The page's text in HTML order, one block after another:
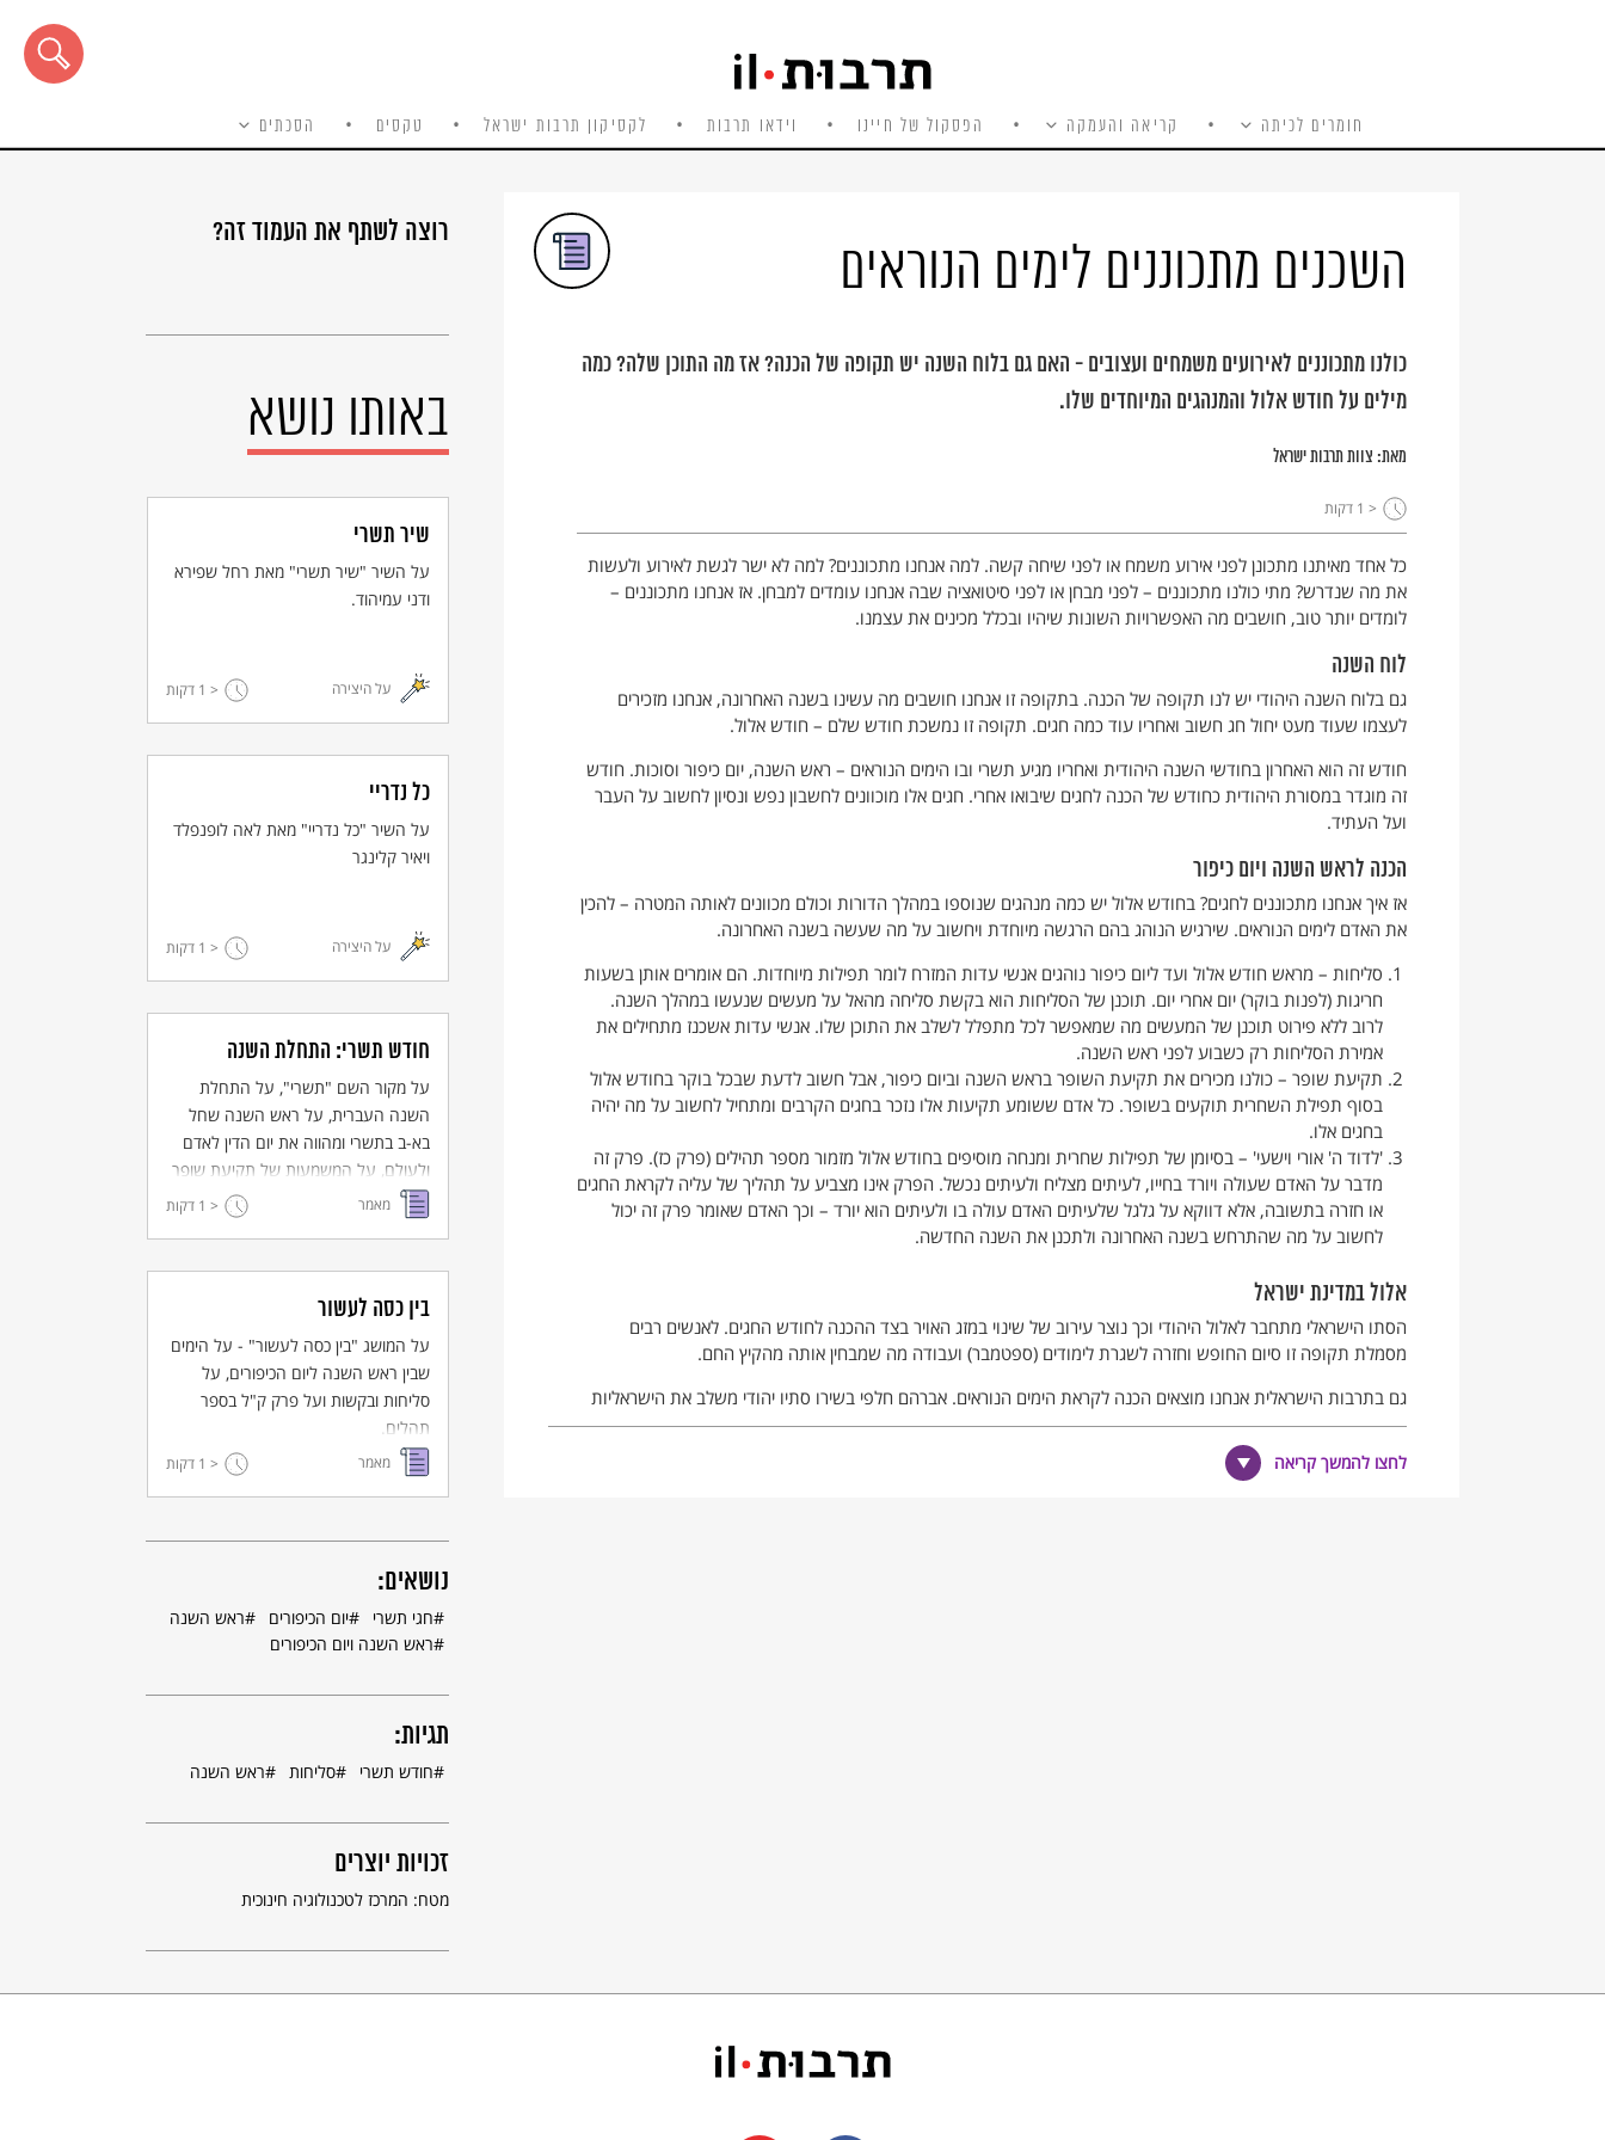
חומרים לכיתה קריאה והעמקה הפסקול של חיינו וידאו תרבות לקסיקון תרבות ישראל טקסים הסכתים
השכנים מתכוננים לימים הנוראים
כולנו מתכוננים לאירועים משמחים ועצובים - האם גם בלוח השנה יש תקופה של הכנה? אז מה התוכן שלה? כמה
מילים על חודש אלול והמנהגים המיוחדים שלו.
מאת: צוות תרבות ישראל
< 1 דקות
כל אחד מאיתנו מתכונן לפני אירוע משמח או לפני שיחה קשה. למה אנחנו מתכוננים? למה לא ישר לגשת לאירוע ולעשות
את מה שנדרש? מתי כולנו מתכוננים – לפני מבחן או לפני סיטואציה שבה אנחנו עומדים למבחן. אז אנחנו מתכוננים –
לומדים יותר טוב, חושבים מה האפשרויות השונות שיהיו ובכלל מכינים את עצמנו.
לוח השנה
גם בלוח השנה היהודי יש לנו תקופה של הכנה. בתקופה זו אנחנו חושבים מה עשינו בשנה האחרונה, אנחנו מזכירים
לעצמו שעוד מעט יחול חג חשוב ואחריו עוד כמה חגים. תקופה זו נמשכת חודש שלם – חודש אלול.
חודש זה הוא האחרון בחודשי השנה היהודית ואחריו מגיע תשרי ובו הימים הנוראים – ראש השנה, יום כיפור וסוכות. חודש
זה מוגדר במסורת היהודית כחודש של הכנה לחגים שיבואו אחרי. חגים אלו מוכוונים לחשבון נפש ונסיון לחשוב על העבר
ועל העתיד.
הכנה לראש השנה ויום כיפור
אז איך אנחנו מתכוננים לחגים? בחודש אלול יש כמה מנהגים שנוספו במהלך הדורות וכולם מכוונים לאותה המטרה – להכין
את האדם לימים הנוראים. שירגיש הנוהג בהם הרגשה מיוחדת ויחשוב על מה שעשה בשנה האחרונה.
סליחות – מראש חודש אלול ועד ליום כיפור נוהגים אנשי עדות המזרח לומר תפילות מיוחדות. הם אומרים אותן בשעות
חריגות (לפנות בוקר) יום אחרי יום. תוכנן של הסליחות הוא בקשת סליחה מהאל על מעשים שנעשו במהלך השנה.
לרוב ללא פירוט תוכנן של המעשים מה שמאפשר לכל מתפלל לשלב את התוכן שלו. אנשי עדות אשכנז מתחילים את
אמירת הסליחות רק כשבוע לפני ראש השנה.
תקיעת שופר – כולנו מכירים את תקיעת השופר בראש השנה וביום כיפור, אבל חשוב לדעת שבכל בוקר בחודש אלול
בסוף תפילת השחרית תוקעים בשופר. כל אדם ששומע תקיעות אלו נזכר בחגים הקרבים ומתחיל לחשוב על מה יהיה
בחגים אלו.
'לדוד ה' אורי וישעי' – בסיומן של תפילות שחרית ומנחה מוסיפים בחודש אלול מזמור מספר תהילים (פרק כז). פרק זה
מדבר על האדם שעולה ויורד בחייו, לעיתים מצליח ולעיתים נכשל. הפרק אינו מצביע על תהליך של עליה לקראת החגים
או חזרה בתשובה, אלא דווקא על גלגל שלעיתים האדם עולה בו ולעיתים הוא יורד – וכך האדם שאומר פרק זה יכול
לחשוב על מה שהתרחש בשנה האחרונה ולתכנן את השנה החדשה.
אלול במדינת ישראל
הסתו הישראלי מתחבר לאלול היהודי וכך נוצר עירוב של שינוי במזג האויר בצד ההכנה לחודש החגים. לאנשים רבים
מסמלת תקופה זו סיום החופש וחזרה לשגרת לימודים (ספטמבר) ועבודה מה שמבחין אותה מהקיץ החם.
גם בתרבות הישראלית אנחנו מוצאים הכנה לקראת הימים הנוראים. אברהם חלפי בשירו סתיו יהודי משלב את הישראליות
ואת היהדות במשפט אחד: "סתיו יהודי בארץ אבותיי שולח בי רמזי אלול". כך גם רחל שפירא בשירה 'שיר תשרי' מתייחסת
לחקלאות הישראלית ולצפיה לחגי תשרי: "השמים משתנים לעיני החקלאים. השכנים מתכוננים לימים הנוראים".
לחצו להמשך קריאה
רוצה לשתף את העמוד זה?
באותו נושא
שיר תשרי
על השיר "שיר תשרי" מאת רחל שפירא
ודני עמיהוד.
על היצירה < 1 דקות
כל נדריי
על השיר "כל נדריי" מאת לאה לופנפלד
ויאיר קלינגר
על היצירה < 1 דקות
חודש תשרי: התחלת השנה
על מקור השם "תשרי", על התחלת
השנה העברית, על ראש השנה שחל
בא-ב בתשרי ומהווה את יום הדין לאדם
ולעולם, על המשמעות של תקיעת שופר
בראש השנה ועל תפילת "וּנְתַנֶה תוקף".
מאמר < 1 דקות
בין כסה לעשור
על המושג "בין כסה לעשור" - על הימים
שבין ראש השנה ליום הכיפורים, על
סליחות ובקשות ועל פרק ק"ל בספר
תהלים.
מאמר < 1 דקות
נושאים:
חגי תשרי יום הכיפורים
ראש השנה
ראש השנה ויום הכיפורים
תגיות:
חודש תשרי סליחות ראש השנה
זכויות יוצרים
מטח: המרכז לטכנולוגיה חינוכית